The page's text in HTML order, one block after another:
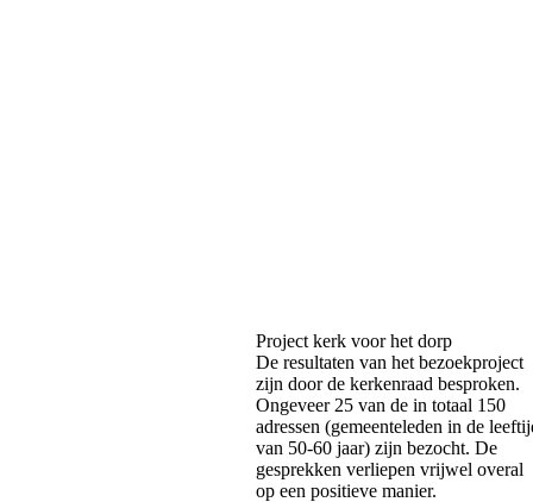
Project kerk voor het dorp
De resultaten van het bezoekproject
zijn door de kerkenraad besproken.
Ongeveer 25 van de in totaal 150
adressen (gemeenteleden in de
van 50-60 jaar) zijn bezocht. De
gesprekken verliepen vrijwel overal
op een positieve manier.